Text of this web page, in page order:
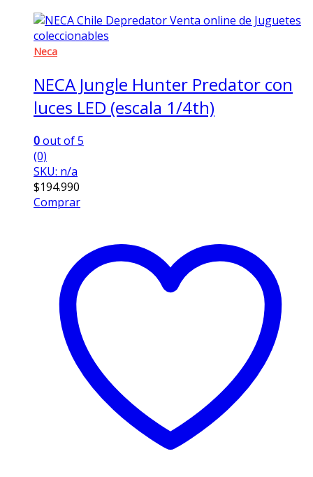
Neca
NECA Jungle Hunter Predator con
luces LED (escala 1/4th)
0out of 5
(0)
SKU: n/a
$194.990
Comprar